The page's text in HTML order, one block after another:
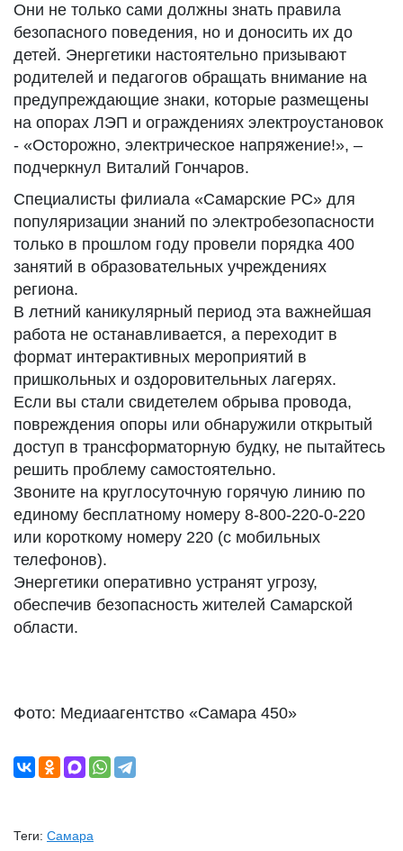
Они не только сами должны знать правила
безопасного поведения, но и доносить их до
детей. Энергетики настоятельно призывают
родителей и педагогов обращать внимание на
предупреждающие знаки, которые размещены
на опорах ЛЭП и ограждениях электроустановок
- «Осторожно, электрическое напряжение!», –
подчеркнул Виталий Гончаров.
Специалисты филиала «Самарские РС» для
популяризации знаний по электробезопасности
только в прошлом году провели порядка 400
занятий в образовательных учреждениях
региона.
В летний каникулярный период эта важнейшая
работа не останавливается, а переходит в
формат интерактивных мероприятий в
пришкольных и оздоровительных лагерях.
Если вы стали свидетелем обрыва провода,
повреждения опоры или обнаружили открытый
доступ в трансформаторную будку, не пытайтесь
решить проблему самостоятельно.
Звоните на круглосуточную горячую линию по
единому бесплатному номеру 8-800-220-0-220
или короткому номеру 220 (с мобильных
телефонов).
Энергетики оперативно устранят угрозу,
обеспечив безопасность жителей Самарской
области.
Фото: Медиаагентство «Самара 450»
Теги: Самара